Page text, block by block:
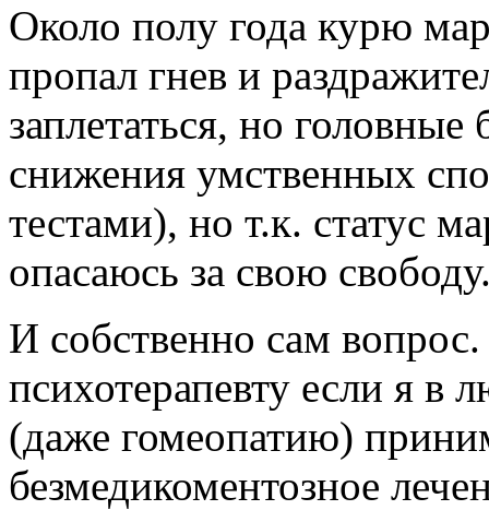
Около полу года курю
пропал гнев и
заплетаться, но
снижения умственных
тестами), но т.к. статус
опасаюсь за свою
И собственно сам
психотерапевту если я в
(даже гомеопатию)
безмедикоментозное